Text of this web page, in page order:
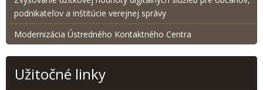
podnikateľov a inštitúcie verejnej správy
Modernizácia Ústredného Kontaktného Centra
Užitočné linky